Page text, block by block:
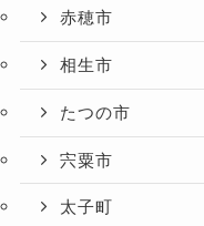
赤穂市
相生市
たつの市
宍粟市
太子町